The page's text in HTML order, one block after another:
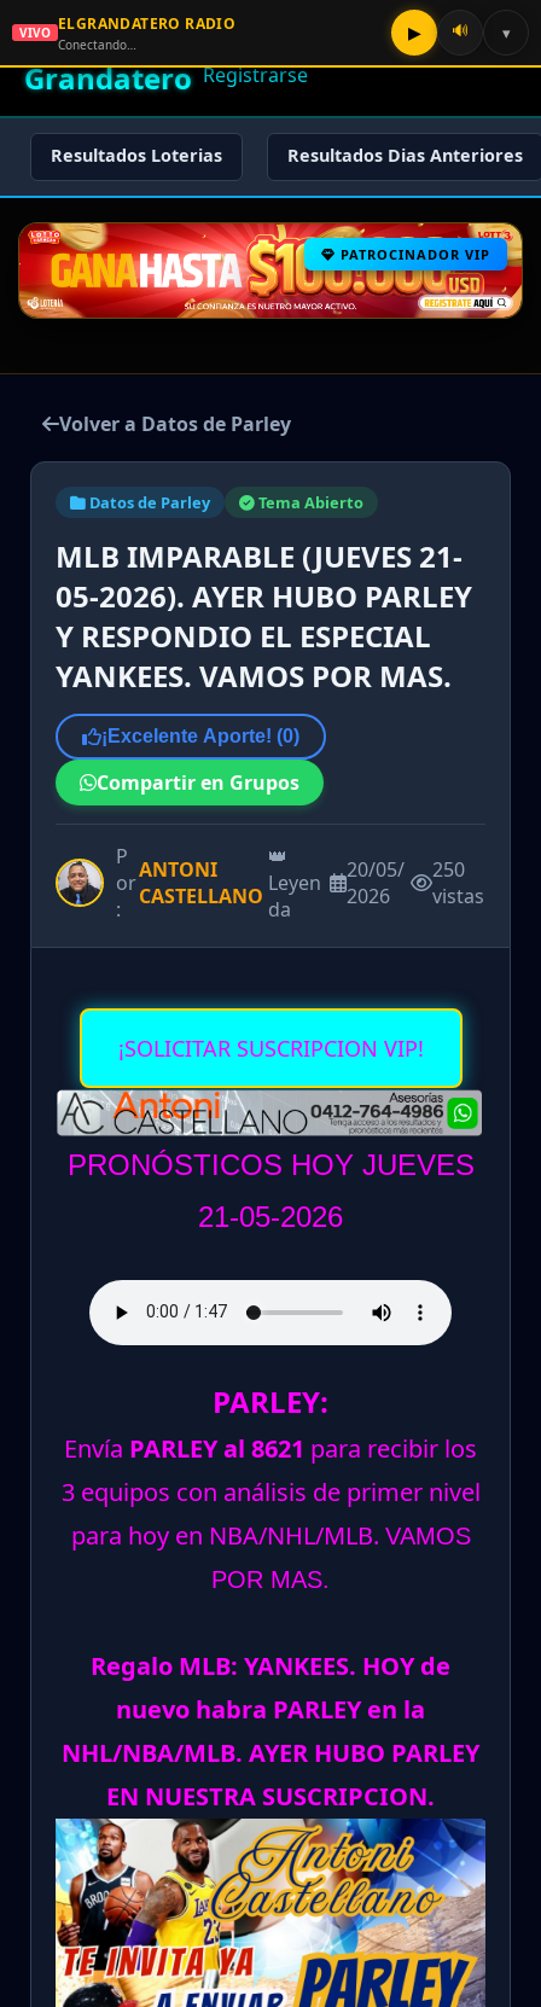
🌟 El
Grandatero
🔑 Iniciar Sesión
📝
Registrarse
Resultados Loterias Resultados Dias Anteriores
PATROCINADOR VIP
Volver a Datos de Parley
Datos de Parley Tema Abierto
MLB IMPARABLE (JUEVES 21-
05-2026). AYER HUBO PARLEY
Y RESPONDIO EL ESPECIAL
YANKEES. VAMOS POR MAS.
¡Excelente Aporte! (0)
Compartir en Grupos
P
or
:
ANTONI
CASTELLANO
👑
Leyen
da
20/05/
2026
250
vistas
¡SOLICITAR SUSCRIPCION VIP!
PRONÓSTICOS HOY JUEVES
21-05-2026
PARLEY:
Envía PARLEY al 8621 para recibir los
3 equipos con análisis de primer nivel
para hoy en NBA/NHL/MLB. VAMOS
POR MAS.
Regalo MLB: YANKEES. HOY de
nuevo habra PARLEY en la
NHL/NBA/MLB. AYER HUBO PARLEY
EN NUESTRA SUSCRIPCION.
VIVO ELGRANDATERO RADIO
Conectando…
▶ 🔊 ▾